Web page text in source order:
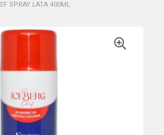
SPRAY LATA 400ML